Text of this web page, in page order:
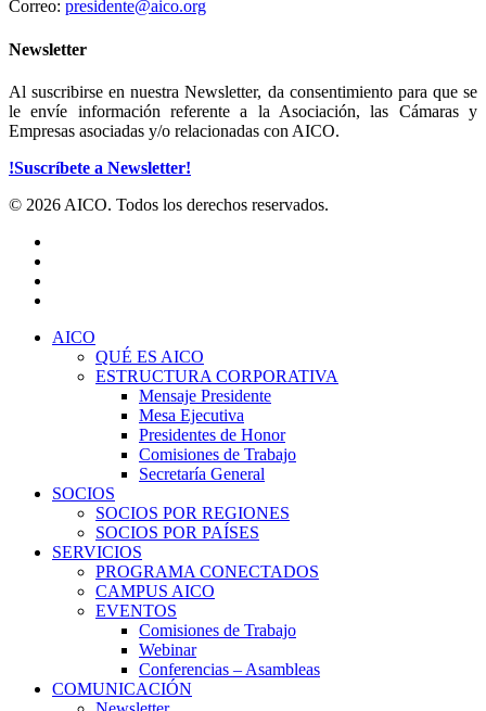
Correo: presidente@aico.org
Newsletter
Al suscribirse en nuestra Newsletter, da consentimiento para que se
le envíe información referente a la Asociación, las Cámaras y
Empresas asociadas y/o relacionadas con AICO.
!Suscríbete a Newsletter!
© 2026 AICO. Todos los derechos reservados.
Close
AICO
QUÉ ES AICO
ESTRUCTURA CORPORATIVA
Mensaje Presidente
Mesa Ejecutiva
Presidentes de Honor
Comisiones de Trabajo
Secretaría General
SOCIOS
SOCIOS POR REGIONES
SOCIOS POR PAÍSES
SERVICIOS
PROGRAMA CONECTADOS
CAMPUS AICO
EVENTOS
Comisiones de Trabajo
Webinar
Conferencias – Asambleas
COMUNICACIÓN